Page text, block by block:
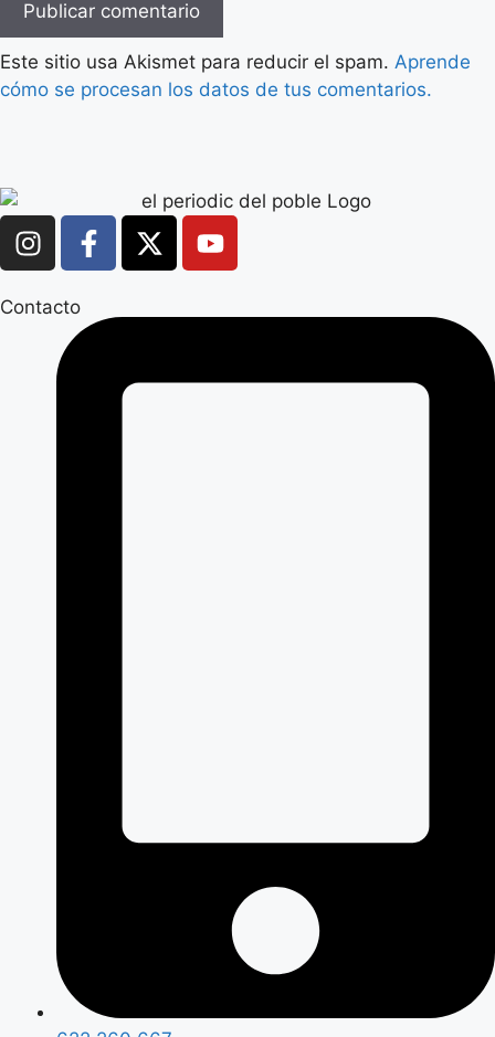
Este sitio usa Akismet para reducir el spam. Aprende
cómo se procesan los datos de tus comentarios.
Contacto